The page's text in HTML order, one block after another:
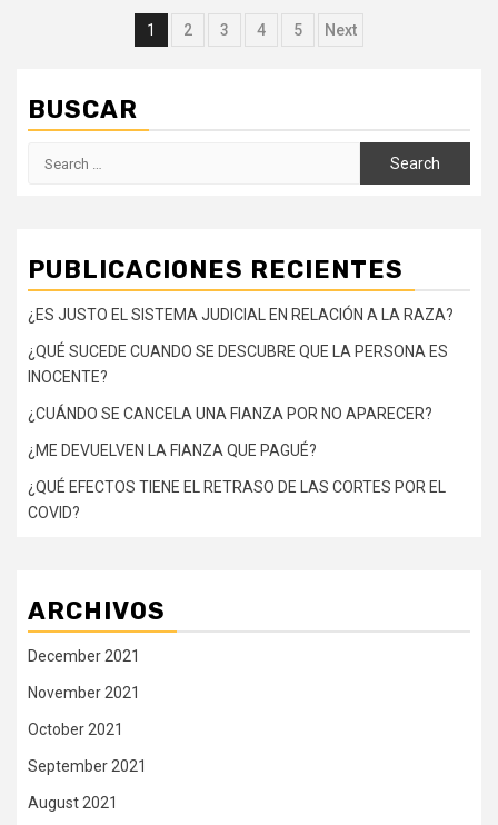
Posts
1 2 3 4 5 Next
BUSCAR
PUBLICACIONES RECIENTES
¿ES JUSTO EL SISTEMA JUDICIAL EN RELACIÓN A LA RAZA?
¿QUÉ SUCEDE CUANDO SE DESCUBRE QUE LA PERSONA ES
INOCENTE?
¿CUÁNDO SE CANCELA UNA FIANZA POR NO APARECER?
¿ME DEVUELVEN LA FIANZA QUE PAGUÉ?
¿QUÉ EFECTOS TIENE EL RETRASO DE LAS CORTES POR EL
COVID?
ARCHIVOS
December 2021
November 2021
October 2021
September 2021
August 2021